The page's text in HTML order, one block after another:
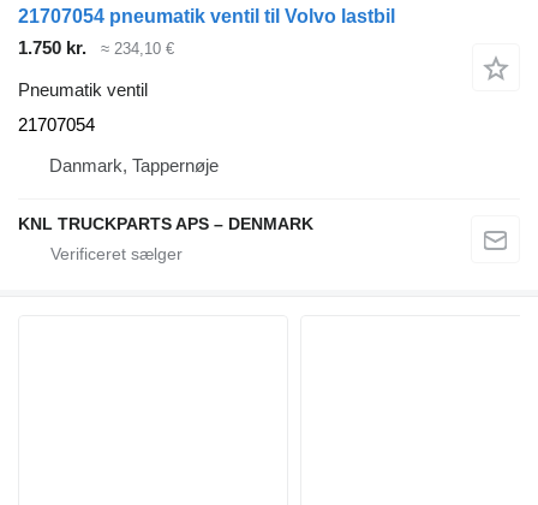
21707054 pneumatik ventil til Volvo lastbil
1.750 kr.
≈ 234,10 €
Pneumatik ventil
21707054
Danmark, Tappernøje
KNL TRUCKPARTS APS – DENMARK